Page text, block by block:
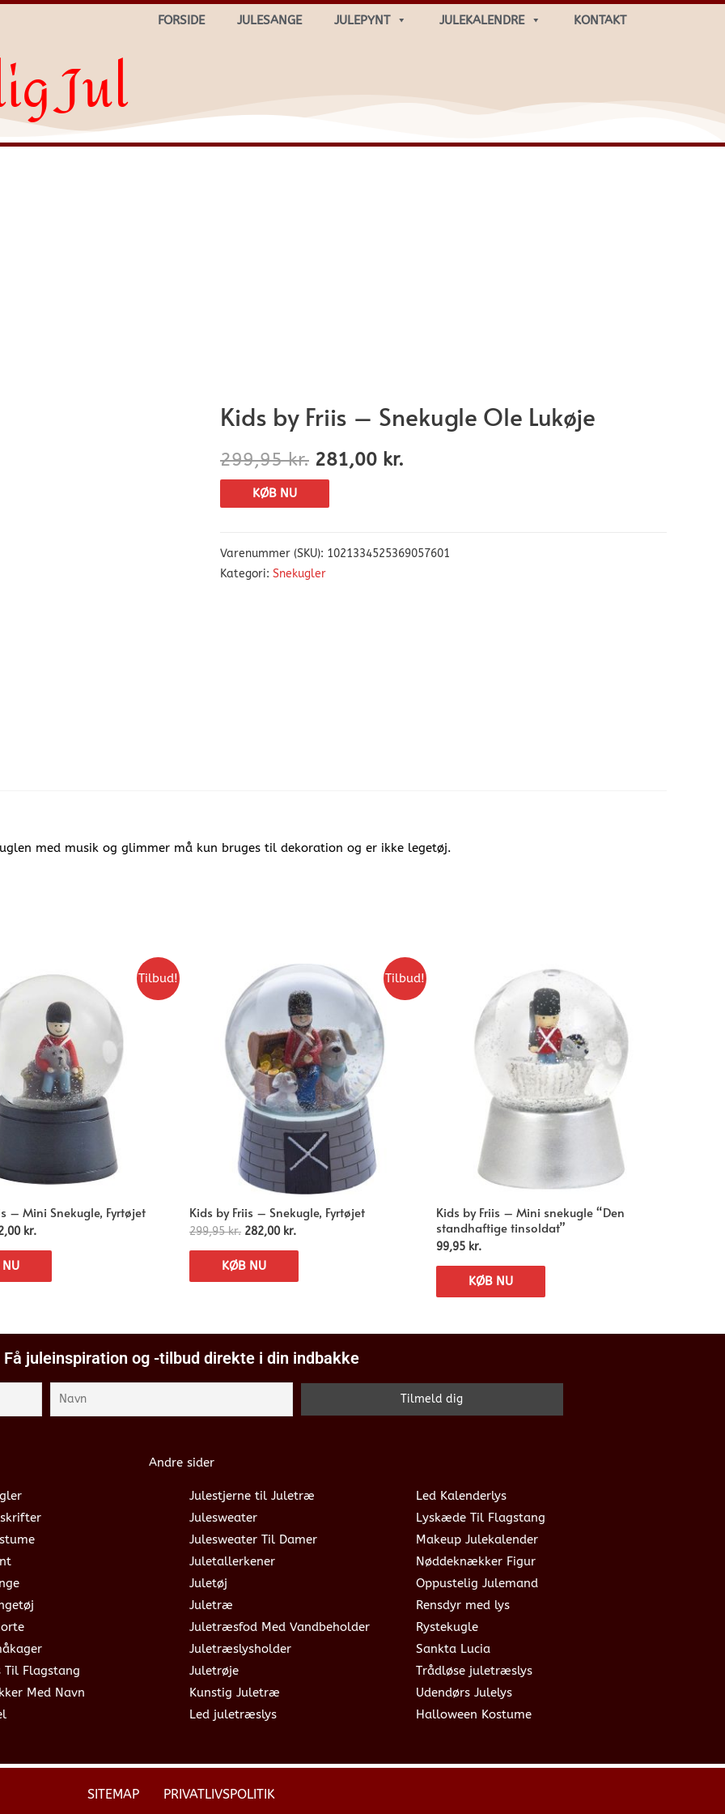
FORSIDE JULESANGE JULEPYNT JULEKALENDRE KONTAKT
Jul
Kids by Friis – Snekugle Ole Lukøje
299,95kr. 281,00 kr.
KØB NU
Varenummer (SKU): 1021334525369057601
Kategori: Snekugler
med musik og glimmer må kun bruges til dekoration og er ikke legetøj.
Tilbud!
– Mini Snekugle, Fyrtøjet
kr.
NU
Tilbud!
Kids by Friis – Snekugle, Fyrtøjet
299,95kr. 282,00 kr.
KØB NU
Kids by Friis – Mini snekugle “Den
standhaftige tinsoldat”
99,95 kr.
KØB NU
Få juleinspiration og -tilbud direkte i din indbakke
Andre sider
Til Flagstang
Med Navn
Julestjerne til Juletræ
Julesweater
Julesweater Til Damer
Juletallerkener
Juletøj
Juletræ
Juletræsfod Med Vandbeholder
Juletræslysholder
Juletrøje
Kunstig Juletræ
Led juletræslys
Led Kalenderlys
Lyskæde Til Flagstang
Makeup Julekalender
Nøddeknækker Figur
Oppustelig Julemand
Rensdyr med lys
Rystekugle
Sankta Lucia
Trådløse juletræslys
Udendørs Julelys
Halloween Kostume
SITEMAP PRIVATLIVSPOLITIK